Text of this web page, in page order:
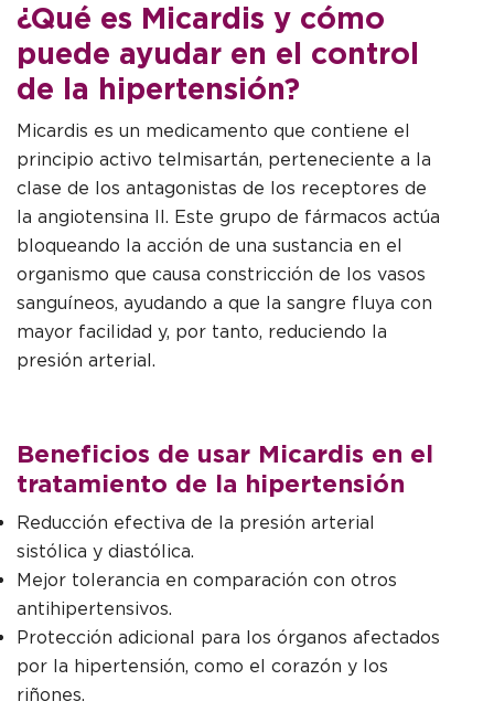
¿Qué es Micardis y cómo
puede ayudar en el control
de la hipertensión?
Micardis es un medicamento que contiene el
principio activo telmisartán, perteneciente a la
clase de los antagonistas de los receptores de
la angiotensina II. Este grupo de fármacos actúa
bloqueando la acción de una sustancia en el
organismo que causa constricción de los vasos
sanguíneos, ayudando a que la sangre fluya con
mayor facilidad y, por tanto, reduciendo la
presión arterial.
Beneficios de usar Micardis en el
tratamiento de la hipertensión
Reducción efectiva de la presión arterial
sistólica y diastólica.
Mejor tolerancia en comparación con otros
antihipertensivos.
Protección adicional para los órganos afectados
por la hipertensión, como el corazón y los
riñones.